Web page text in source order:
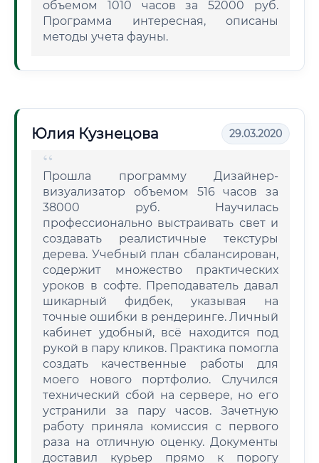
объемом 1010 часов за 52000 руб.
Программа интересная, описаны
методы учета фауны.
Юлия Кузнецова 29.03.2020
Прошла программу Дизайнер-
визуализатор объемом 516 часов за
38000 руб. Научилась
профессионально выстраивать свет и
создавать реалистичные текстуры
дерева. Учебный план сбалансирован,
содержит множество практических
уроков в софте. Преподаватель давал
шикарный фидбек, указывая на
точные ошибки в рендеринге. Личный
кабинет удобный, всё находится под
рукой в пару кликов. Практика помогла
создать качественные работы для
моего нового портфолио. Случился
технический сбой на сервере, но его
устранили за пару часов. Зачетную
работу приняла комиссия с первого
раза на отличную оценку. Документы
доставил курьер прямо к порогу